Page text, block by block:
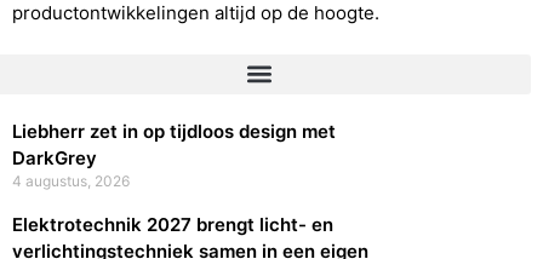
productontwikkelingen altijd op de hoogte.
Liebherr zet in op tijdloos design met
DarkGrey
4 augustus, 2026
Elektrotechnik 2027 brengt licht- en
verlichtingstechniek samen in een eigen